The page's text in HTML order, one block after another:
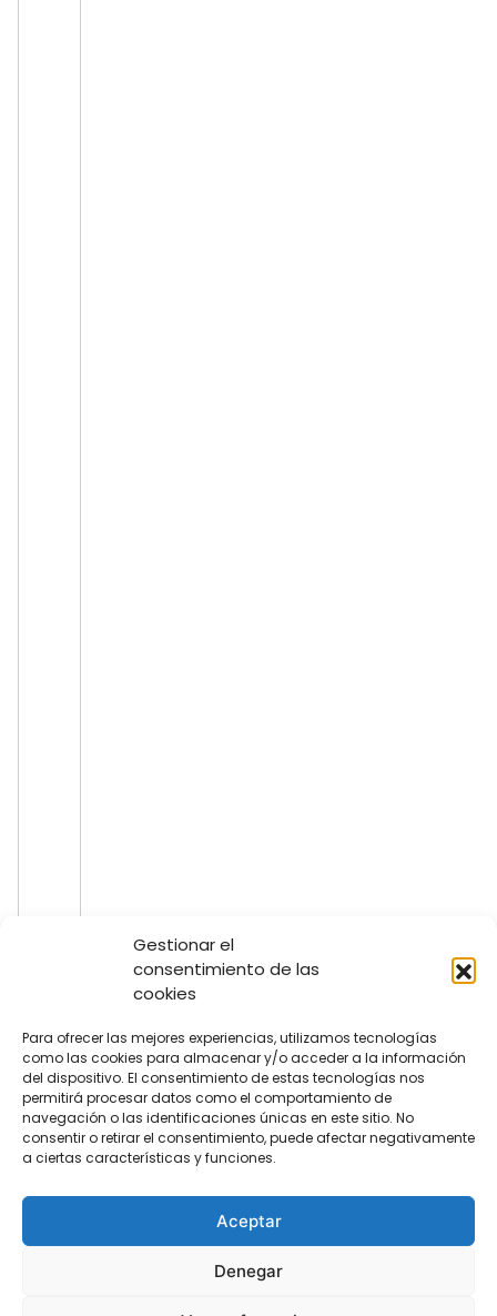
Gestionar el
consentimiento de las
cookies
Para ofrecer las mejores experiencias, utilizamos tecnologías
como las cookies para almacenar y/o acceder a la información
del dispositivo. El consentimiento de estas tecnologías nos
permitirá procesar datos como el comportamiento de
navegación o las identificaciones únicas en este sitio. No
consentir o retirar el consentimiento, puede afectar negativamente
a ciertas características y funciones.
Aceptar
Denegar